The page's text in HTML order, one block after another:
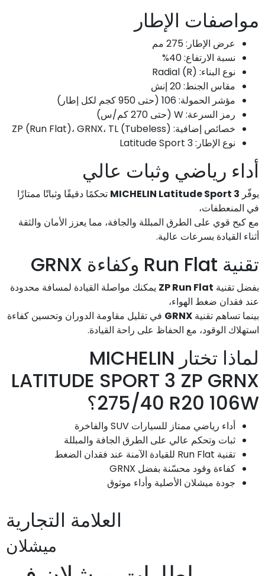
مواصفات الإطار
عرض الإطار: 275 مم
نسبة الارتفاع: 40%
نوع البناء: Radial (R)
مقاس الجنط: 20 إنش
مؤشر الحمولة: 106 (حتى 950 كجم لكل إطار)
رمز السرعة: W (حتى 270 كم/س)
خصائص إضافية: ZP (Run Flat)، GRNX، TL (Tubeless)
نوع الإطار: Latitude Sport 3
أداء رياضي وثبات عالي
يوفّر MICHELIN Latitude Sport 3 تحكمًا دقيقًا وثباتًا ممتازًا
في المنعطفات،
مع كبح قوي على الطرق المبللة والجافة، مما يعزز الأمان والثقة
أثناء القيادة بسرعات عالية.
تقنية Run Flat وكفاءة GRNX
بفضل تقنية ZP Run Flat يمكنك مواصلة القيادة لمسافة محدودة
عند فقدان ضغط الهواء،
بينما تساهم تقنية GRNX في تقليل مقاومة الدوران وتحسين كفاءة
استهلاك الوقود، مع الحفاظ على راحة القيادة.
لماذا تختار MICHELIN
LATITUDE SPORT 3 ZP GRNX
275/40 R20 106W؟
أداء رياضي ممتاز للسيارات SUV والفاخرة
ثبات وتحكم عالي على الطرق الجافة والمبللة
تقنية Run Flat للقيادة الآمنة عند فقدان الضغط
كفاءة وقود محسّنة بفضل GRNX
جودة ميشلان الأصلية وأداء موثوق
العلامة التجارية
ميشلان